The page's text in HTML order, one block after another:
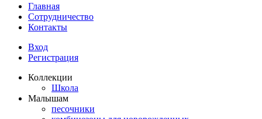
Главная
Сотрудничество
Контакты
Вход
Регистрация
Коллекции
Школа
Малышам
песочники